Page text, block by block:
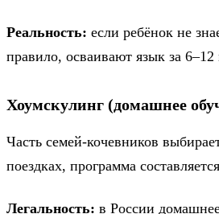
Реальность: если ребёнок не
правило, осваивают язык за
Хоумскулинг (домашнее
Часть семей-кочевников
поездках, программа
Легальность: в России